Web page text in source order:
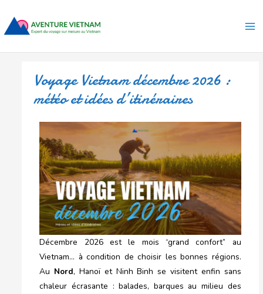
contenu
Voyage Vietnam décembre 2026 :
météo et idées d’itinéraires
Décembre 2026 est le mois “grand confort” au
Vietnam… à condition de choisir les bonnes régions.
Au Nord, Hanoï et Ninh Binh se visitent enfin sans
chaleur écrasante : balades, barques au milieu des